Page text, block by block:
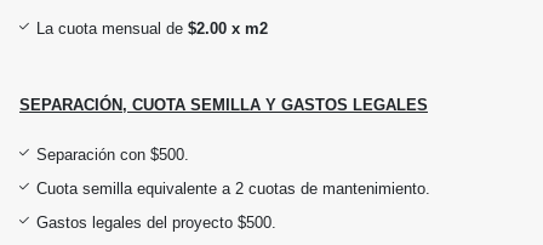
La cuota mensual de $2.00 x m2
SEPARACIÓN, CUOTA SEMILLA Y GASTOS LEGALES
Separación con $500.
Cuota semilla equivalente a 2 cuotas de mantenimiento.
Gastos legales del proyecto $500.